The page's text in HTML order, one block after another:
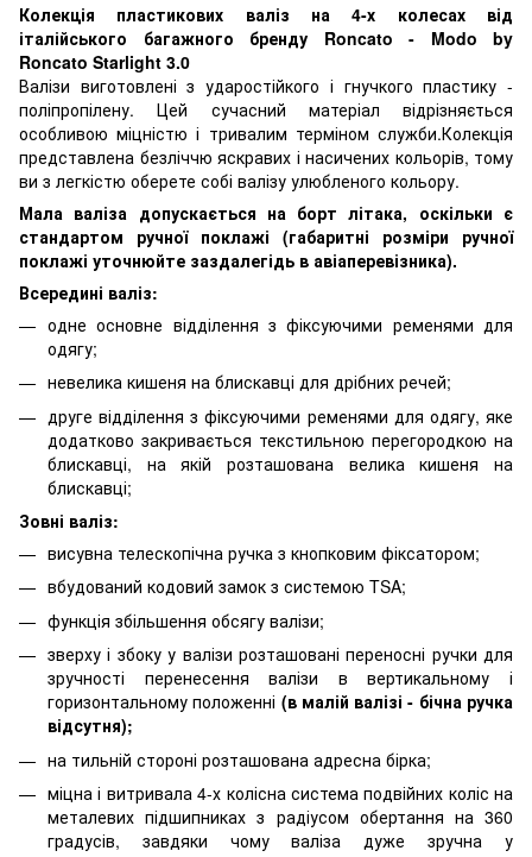
Колекція пластикових валіз на 4-х колесах від
італійського багажного бренду Roncato - Modo by
Roncato Starlight 3.0
Валізи виготовлені з ударостійкого і гнучкого пластику -
поліпропілену. Цей сучасний матеріал відрізняється
особливою міцністю і тривалим терміном служби.Колекція
представлена безліччю яскравих і насичених кольорів, тому
ви з легкістю оберете собі валізу улюбленого кольору.
Мала валіза допускається на борт літака, оскільки є
стандартом ручної поклажі (габаритні розміри ручної
поклажі уточнюйте заздалегідь в авіаперевізника).
Всередині валіз:
одне основне відділення з фіксуючими ременями для
одягу;
невелика кишеня на блискавці для дрібних речей;
друге відділення з фіксуючими ременями для одягу, яке
додатково закривається текстильною перегородкою на
блискавці, на якій розташована велика кишеня на
блискавці;
Зовні валіз:
висувна телескопічна ручка з кнопковим фіксатором;
вбудований кодовий замок з системою TSA;
функція збільшення обсягу валізи;
зверху і збоку у валізи розташовані переносні ручки для
зручності перенесення валізи в вертикальному і
горизонтальному положенні (в малій валізі - бічна ручка
відсутня);
на тильній стороні розташована адресна бірка;
міцна і витривала 4-х колісна система подвійних коліс на
металевих підшипниках з радіусом обертання на 360
градусів, завдяки чому валіза дуже зручна у